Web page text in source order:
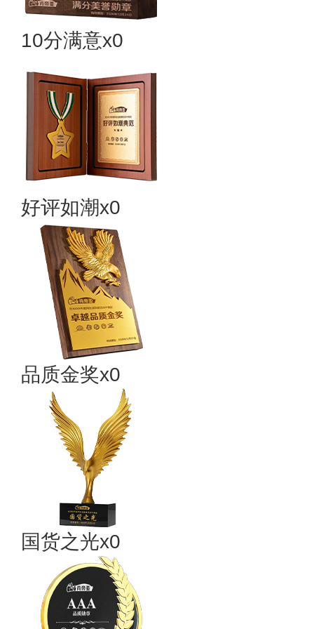
10分满意x0
好评如潮x0
品质金奖x0
国货之光x0